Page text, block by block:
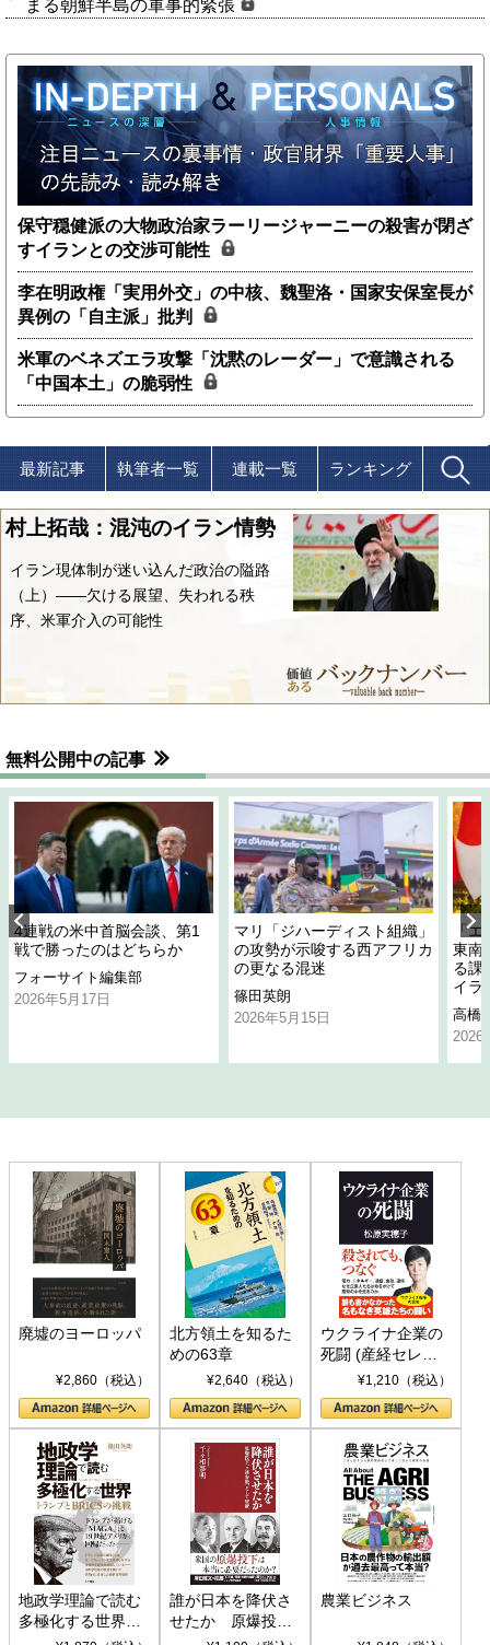
まる朝鮮半島の軍事的緊張
保守穏健派の大物政治家ラーリージャーニーの殺害が閉ざ
すイランとの交渉可能性
李在明政権「実用外交」の中核、魏聖洛・国家安保室長が
異例の「自主派」批判
米軍のベネズエラ攻撃「沈黙のレーダー」で意識される
「中国本土」の脆弱性
最新記事 執筆者一覧 連載一覧 ランキング
村上拓哉：混沌のイラン情勢
イラン現体制が迷い込んだ政治の隘路
（上）――欠ける展望、失われる秩
序、米軍介入の可能性
無料公開中の記事
4連戦の米中首脳会談、第1
戦で勝ったのはどちらか
フォーサイト編集部
2026年5月17日
マリ「ジハーディスト組織」
の攻勢が示唆する西アフリカ
の更なる混迷
篠田英朗
2026年5月15日
「
東南
る課
イラ
高橋
2026
廃墟のヨーロッパ
¥2,860（税込）
北方領土を知るた
めの63章
¥2,640（税込）
ウクライナ企業の
死闘 (産経セレク
ト S 039)¥1,210（税込）
地政学理論で読む
多極化する世界：
トランプとBRICS
誰が日本を降伏さ
せたか 原爆投
下、ソ連参戦、そ
農業ビジネス